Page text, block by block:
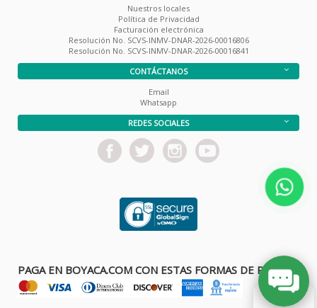
Nuestros locales
Política de Privacidad
Facturación electrónica
Resolución No. SCVS-INMV-DNAR-2026-00016806
Resolución No. SCVS-INMV-DNAR-2026-00016841
CONTÁCTANOS
Email
Whatsapp
REDES SOCIALES
PAGA EN BOYACA.COM CON ESTAS FORMAS DE PAGO